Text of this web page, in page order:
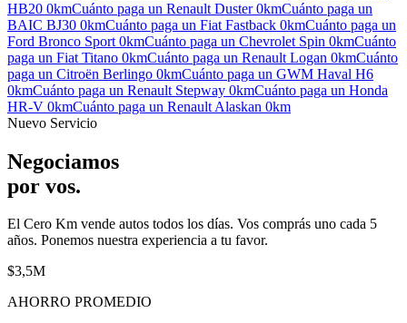
HB20 0kmCuánto paga un Renault Duster0kmCuánto paga un
BAIC BJ30 0kmCuánto paga un Fiat Fastback 0kmCuánto paga un
Ford Bronco Sport 0kmCuánto paga un Chevrolet Spin 0kmCuánto
paga un Fiat Titano 0kmCuánto paga un Renault Logan 0kmCuánto
paga un Citroën Berlingo 0kmCuánto paga un GWM Haval H6
0kmCuánto paga un Renault Stepway 0kmCuánto paga un Honda
HR-V 0kmCuánto paga un Renault Alaskan 0km
Nuevo Servicio
Negociamos
por vos.
El Cero Km vende autos todos los días. Vos comprás uno cada 5
años. Ponemos nuestra experiencia a tu favor.
$3,5M
AHORRO PROMEDIO